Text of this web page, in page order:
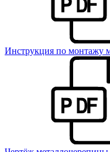
Инструкция по монтажу